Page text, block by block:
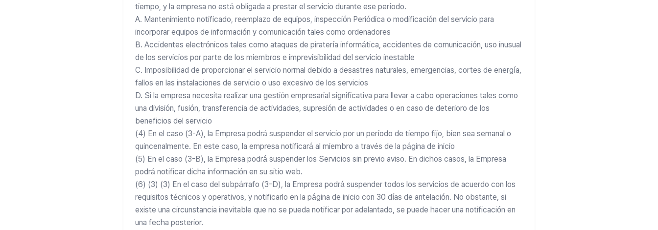
tiempo, y la empresa no está obligada a prestar el servicio durante ese período.
A. Mantenimiento notificado, reemplazo de equipos, inspección Periódica o modificación del servicio para
incorporar equipos de información y comunicación tales como ordenadores
B. Accidentes electrónicos tales como ataques de piratería informática, accidentes de comunicación, uso inusual
de los servicios por parte de los miembros e imprevisibilidad del servicio inestable
C. Imposibilidad de proporcionar el servicio normal debido a desastres naturales, emergencias, cortes de energía,
fallos en las instalaciones de servicio o uso excesivo de los servicios
D. Si la empresa necesita realizar una gestión empresarial significativa para llevar a cabo operaciones tales como
una división, fusión, transferencia de actividades, supresión de actividades o en caso de deterioro de los
beneficios del servicio
(4) En el caso (3-A), la Empresa podrá suspender el servicio por un período de tiempo fijo, bien sea semanal o
quincenalmente. En este caso, la empresa notificará al miembro a través de la página de inicio
(5) En el caso (3-B), la Empresa podrá suspender los Servicios sin previo aviso. En dichos casos, la Empresa
podrá notificar dicha información en su sitio web.
(6) (3) (3) En el caso del subpárrafo (3-D), la Empresa podrá suspender todos los servicios de acuerdo con los
requisitos técnicos y operativos, y notificarlo en la página de inicio con 30 días de antelación. No obstante, si
existe una circunstancia inevitable que no se pueda notificar por adelantado, se puede hacer una notificación en
una fecha posterior.